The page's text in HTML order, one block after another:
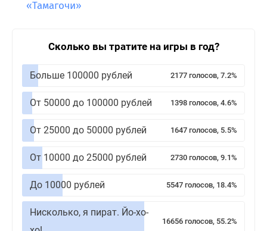
«Тамагочи»
Сколько вы тратите на игры в год?
Больше 100000 рублей 2177 голосов, 7.2%
От 50000 до 100000 рублей 1398 голосов, 4.6%
От 25000 до 50000 рублей 1647 голосов, 5.5%
От 10000 до 25000 рублей 2730 голосов, 9.1%
До 10000 рублей 5547 голосов, 18.4%
Нисколько, я пират. Йо-хо-
16656 голосов, 55.2%